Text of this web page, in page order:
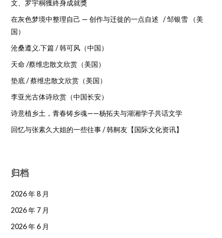
文、罗宇桐獲終身成就獎
在灰色梦境中整理自己 — 创作与迁徙的一点自述 / 邹银雪 （美
国）
沧桑遵义.下篇 / 韩可风（中国）
天命 /蔡维忠散文欣赏（美国）
垫底 / 蔡维忠散文欣赏（美国）
李亚光古体诗欣赏（中国长安）
诗意植乡土，青春铸乡魂——杨拓夫与湖湘学子共话文学
回忆与张素久大姐的一些往事 / 韩舸友【国际文化资讯】
归档
2026 年 8 月
2026 年 7 月
2026 年 6 月